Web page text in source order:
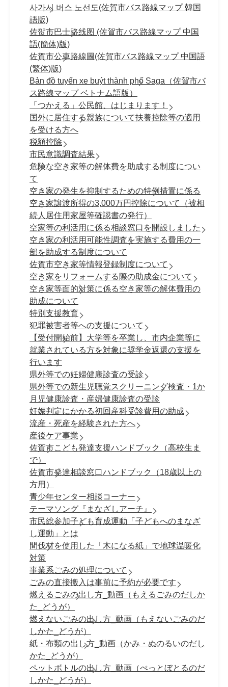
사가시 버스 노선도(佐賀市バス路線マップ 韓国
語版)
佐贺市巴士路线图 (佐賀市バス路線マップ 中国
語(簡体)版)
佐賀市公車路線圖(佐賀市バス路線マップ 中国語
(繁体)版)
Bản đồ tuyến xe buýt thành phố Saga（佐賀市バ
ス路線マップ ベトナム語版）
「つかえる」公民館、はじまります！
国外に居住する親族について扶養控除等の適用
を受ける方へ
税額控除
市民意識調査結果
危険な空き家等の解体費を助成する制度につい
て
空き家の発生を抑制するための特例措置に係る
空き家譲渡所得の3,000万円控除について（被相
続人居住用家屋等確認書の発行）
空家等の利活用に係る相談窓口を開設しました
空き家の利活用可能性調査を実施する費用の一
部を助成する制度について
佐賀市空き家等情報登録制度について
空き家をリフォームする際の助成金について
空き家等面的対策に係る空き家等の解体費用の
助成について
特別支援教育
犯罪被害者等への支援について
【受付開始前】大学等を卒業し、市内企業等に
就業されている方を対象に奨学金返還の支援を
行います
県外等での妊婦健康診査の受診
県外等での新生児聴覚スクリーニング検査・1か
月児健康診査・産婦健康診査の受診
妊娠判定にかかる初回産科受診費用の助成
流産・死産を経験された方へ
産後ケア事業
佐賀市こども発達支援ハンドブック（高校生ま
で）
佐賀市発達相談窓口ハンドブック（18歳以上の
方用）
青少年センター相談コーナー
テーマソング『まなざしアーチ』
市民総参加子ども育成運動「子どもへのまなざ
し運動」とは
間伐材を使用した「木になる紙」で地球温暖化
対策
事業系ごみの処理について
ごみの直接搬入は事前に予約が必要です
燃えるごみの出し方_動画（もえるごみのだしか
た_どうが）
燃えないごみの出し方_動画（もえないごみのだ
しかた_どうが）
紙・布類の出し方_動画（かみ・ぬのるいのだし
かた_どうが）
ペットボトルの出し方_動画（ぺっとぼとるのだ
しかた_どうが）